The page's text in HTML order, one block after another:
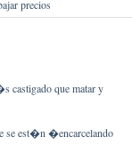
precios
castigado que matar y
est�n �encarcelando